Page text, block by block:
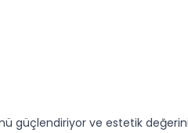
güçlendiriyor ve estetik